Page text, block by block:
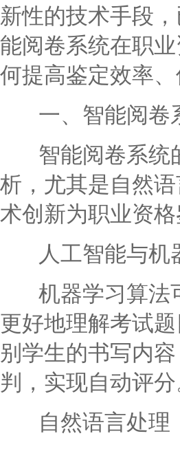
新性的技术手段
能阅卷系统在职
何提高鉴定效率
一、智能阅卷
智能阅卷系统
析，尤其是自然
术创新为职业资
人工智能与机
机器学习算法
更好地理解考试
别学生的书写内
判，实现自动评分
自然语言处理